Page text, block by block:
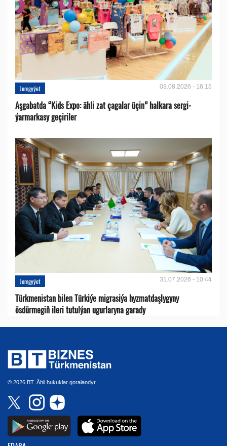
Jemgyýet 03.08.2026 - 16:15
Aşgabatda “Kids Expo: ähli zat çagalar üçin” halkara sergi-
ýarmarkasy geçiriler
Jemgyýet 31.07.2026 - 10:44
Türkmenistan bilen Türkiýe migrasiýa hyzmatdaşlygyny
ösdürmegiň ileri tutulýan ugurlaryna garady
© 2026 BT. Ähli hukuklar goralandyr.